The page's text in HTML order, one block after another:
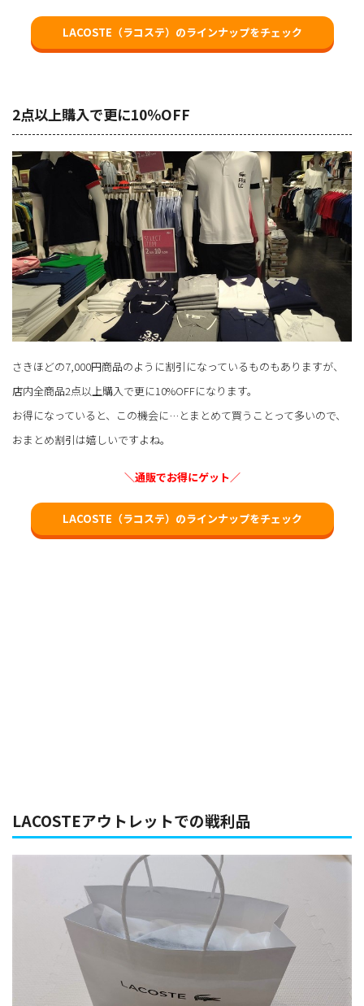
LACOSTE（ラコステ）のラインナップをチェック
2点以上購入で更に10％OFF
さきほどの7,000円商品のように割引になっているものもありますが、
店内全商品2点以上購入で更に10%OFFになります。
お得になっていると、この機会に…とまとめて買うことって多いので、
おまとめ割引は嬉しいですよね。
＼通販でお得にゲット／
LACOSTE（ラコステ）のラインナップをチェック
LACOSTEアウトレットでの戦利品